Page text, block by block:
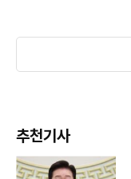
추천기사